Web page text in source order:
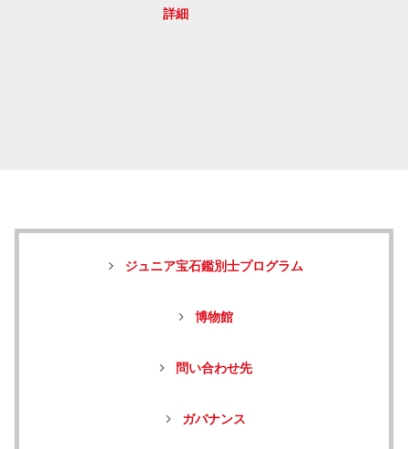
詳細
ジュニア宝石鑑別士プログラム
博物館
問い合わせ先
ガバナンス